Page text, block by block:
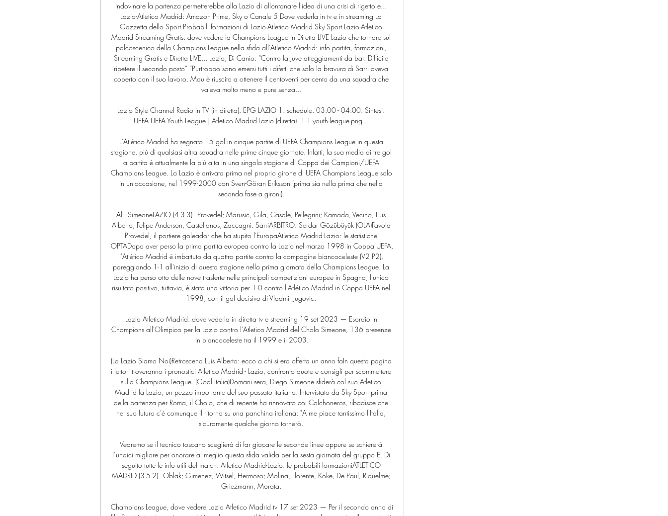
Indovinare la partenza permetterebbe alla Lazio di allontanare l'idea di una crisi di rigetto e...
Lazio-Atletico Madrid: Amazon Prime, Sky o Canale 5 Dove vederla in tv e in streaming La
Gazzetta dello Sport Probabili formazioni di Lazio-Atletico Madrid Sky Sport Lazio-Atletico
Madrid Streaming Gratis: dove vedere la Champions League in Diretta LIVE Lazio che tornare sul
palcoscenico della Champions League nella sfida all'Atletico Madrid: info partita, formazioni,
Streaming Gratis e Diretta LIVE... Lazio, Di Canio: “Contro la Juve atteggiamenti da bar. Difficile
ripetere il secondo posto” “Purtroppo sono emersi tutti i difetti che solo la bravura di Sarri aveva
coperto con il suo lavoro. Mau è riuscito a ottenere il centoventi per cento da una squadra che
valeva molto meno e pure senza...
Lazio Style Channel Radio in TV (in diretta). EPG LAZIO 1. schedule. 03:00 - 04:00. Sintesi.
UEFA UEFA Youth League | Atletico Madrid-Lazio (diretta). 1-1-youth-league-png ...
L'Atlético Madrid ha segnato 15 gol in cinque partite di UEFA Champions League in questa
stagione, più di qualsiasi altra squadra nelle prime cinque giornate. Infatti, la sua media di tre gol
a partita è attualmente la più alta in una singola stagione di Coppa dei Campioni/UEFA
Champions League. La Lazio è arrivata prima nel proprio girone di UEFA Champions League solo
in un'occasione, nel 1999-2000 con Sven-Göran Eriksson (prima sia nella prima che nella
seconda fase a gironi).
All. SimeoneLAZIO (4-3-3) - Provedel; Marusic, Gila, Casale, Pellegrini; Kamada, Vecino, Luis
Alberto; Felipe Anderson, Castellanos, Zaccagni. SarriARBITRO: Serdar Gözübüyük (OLA)Favola
Provedel, il portiere goleador che ha stupito l'EuropaAtletico Madrid-Lazio: le statistiche
OPTADopo aver perso la prima partita europea contro la Lazio nel marzo 1998 in Coppa UEFA,
l'Atlético Madrid è imbattuto da quattro partite contro la compagine biancoceleste (V2 P2),
pareggiando 1-1 all'inizio di questa stagione nella prima giornata della Champions League. La
Lazio ha perso otto delle nove trasferte nelle principali competizioni europee in Spagna; l'unico
risultato positivo, tuttavia, è stata una vittoria per 1-0 contro l'Atlético Madrid in Coppa UEFA nel
1998, con il gol decisivo di Vladmir Jugovic.
Lazio Atletico Madrid: dove vederla in diretta tv e streaming 19 set 2023 — Esordio in
Champions all'Olimpico per la Lazio contro l'Atletico Madrid del Cholo Simeone, 136 presenze
in biancoceleste tra il 1999 e il 2003.
(La Lazio Siamo Noi)Retroscena Luis Alberto: ecco a chi si era offerta un anno faIn questa pagina
i lettori troveranno i pronostici Atletico Madrid - Lazio, confronto quote e consigli per scommettere
sulla Champions League. (Goal Italia)Domani sera, Diego Simeone sfiderà col suo Atletico
Madrid la Lazio, un pezzo importante del suo passato italiano. Intervistato da Sky Sport prima
della partenza per Roma, il Cholo, che di recente ha rinnovato coi Colchoneros, ribadisce che
nel suo futuro c'è comunque il ritorno su una panchina italiana: "A me piace tantissimo l'Italia,
sicuramente qualche giorno tornerò.
Vedremo se il tecnico toscano sceglierà di far giocare le seconde linee oppure se schiererà
l’undici migliore per onorare al meglio questa sfida valida per la sesta giornata del gruppo E. Di
seguito tutte le info utili del match. Atletico Madrid-Lazio: le probabili formazioniATLETICO
MADRID (3-5-2) - Oblak; Gimenez, Witsel, Hermoso; Molina, Llorente, Koke, De Paul, Riquelme;
Griezmann, Morata.
Champions League, dove vedere Lazio Atletico Madrid tv 17 set 2023 — Per il secondo anno di